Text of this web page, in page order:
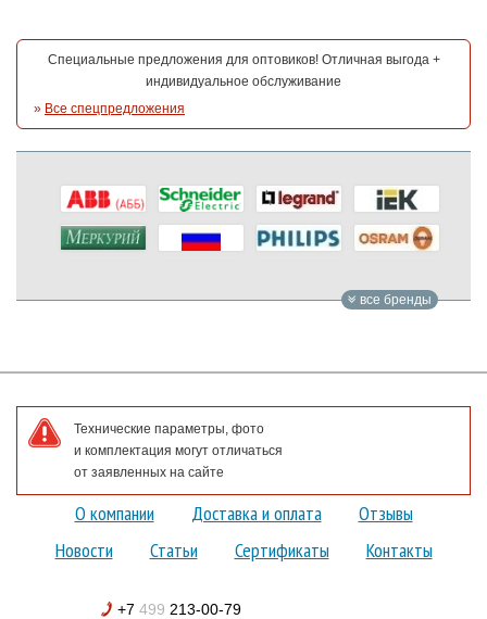
Специальные предложения для оптовиков! Отличная выгода +
индивидуальное обслуживание
» Все спецпредложения
все бренды
Технические параметры, фото
и комплектация могут отличаться
от заявленных на сайте
О компании Доставка и оплата
Отзывы
Новости
Статьи Сертификаты Контакты
+7 499 213-00-79